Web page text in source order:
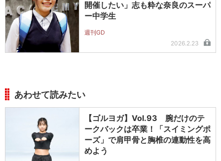
開催したい」志も粋な奈良のスーパ
ー中学生
週刊GD
2026.2.23
あわせて読みたい
【ゴルヨガ】Vol.93 腕だけのテ
ークバックは卒業！「スイミングポ
ーズ」で肩甲骨と胸椎の連動性を高
めよう